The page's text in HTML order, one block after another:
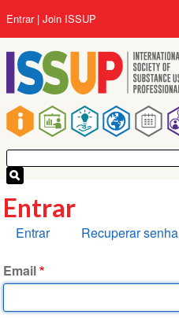
para
o
conteúdo
principal
Navegação
principal
Menu
da
conta
do
usuário
Entrar Join ISSUP
Entrar
Abas
Entrar Recuperar senha
Email